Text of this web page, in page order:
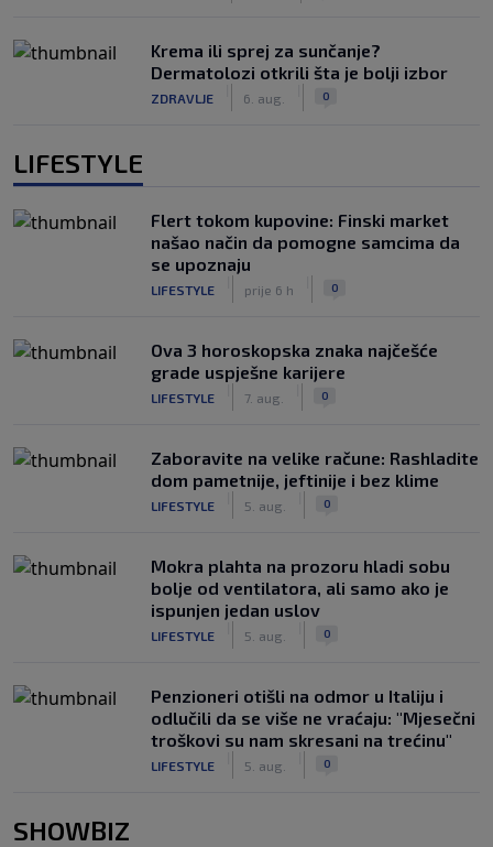
Krema ili sprej za sunčanje?
Dermatolozi otkrili šta je bolji izbor
ZDRAVLJE 6. aug. 0
LIFESTYLE
Flert tokom kupovine: Finski market
našao način da pomogne samcima da
se upoznaju
LIFESTYLE prije 6 h 0
Ova 3 horoskopska znaka najčešće
grade uspješne karijere
LIFESTYLE 7. aug. 0
Zaboravite na velike račune: Rashladite
dom pametnije, jeftinije i bez klime
LIFESTYLE 5. aug. 0
Mokra plahta na prozoru hladi sobu
bolje od ventilatora, ali samo ako je
ispunjen jedan uslov
LIFESTYLE 5. aug. 0
Penzioneri otišli na odmor u Italiju i
odlučili da se više ne vraćaju: "Mjesečni
troškovi su nam skresani na trećinu"
LIFESTYLE 5. aug. 0
SHOWBIZ